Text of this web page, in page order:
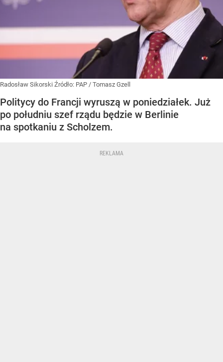
Radosław Sikorski Źródło: PAP / Tomasz Gzell
Politycy do Francji wyruszą w poniedziałek. Już
po południu szef rządu będzie w Berlinie
na spotkaniu z Scholzem.